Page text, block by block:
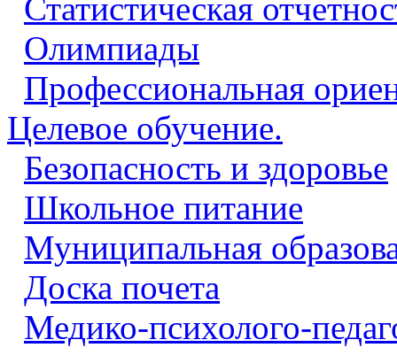
Статистическая
Олимпиады
Профессиональная
Целевое обучение.
Безопасность и здоровье
Школьное питание
Муниципальная
Доска почета
Медико-психолого-